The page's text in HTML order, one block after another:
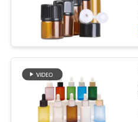
HỆ
VỚI
CHÚNG